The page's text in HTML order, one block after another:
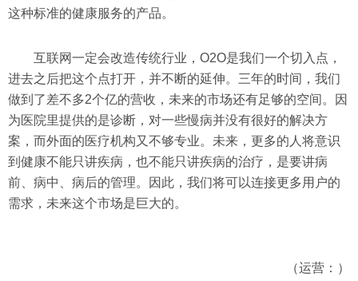
这种标准的健康服务的产品。
互联网一定会改造传统行业，O2O是我们一个切入点，
进去之后把这个点打开，并不断的延伸。三年的时间，我们
做到了差不多2个亿的营收，未来的市场还有足够的空间。因
为医院里提供的是诊断，对一些慢病并没有很好的解决方
案，而外面的医疗机构又不够专业。未来，更多的人将意识
到健康不能只讲疾病，也不能只讲疾病的治疗，是要讲病
前、病中、病后的管理。因此，我们将可以连接更多用户的
需求，未来这个市场是巨大的。
（运营：）